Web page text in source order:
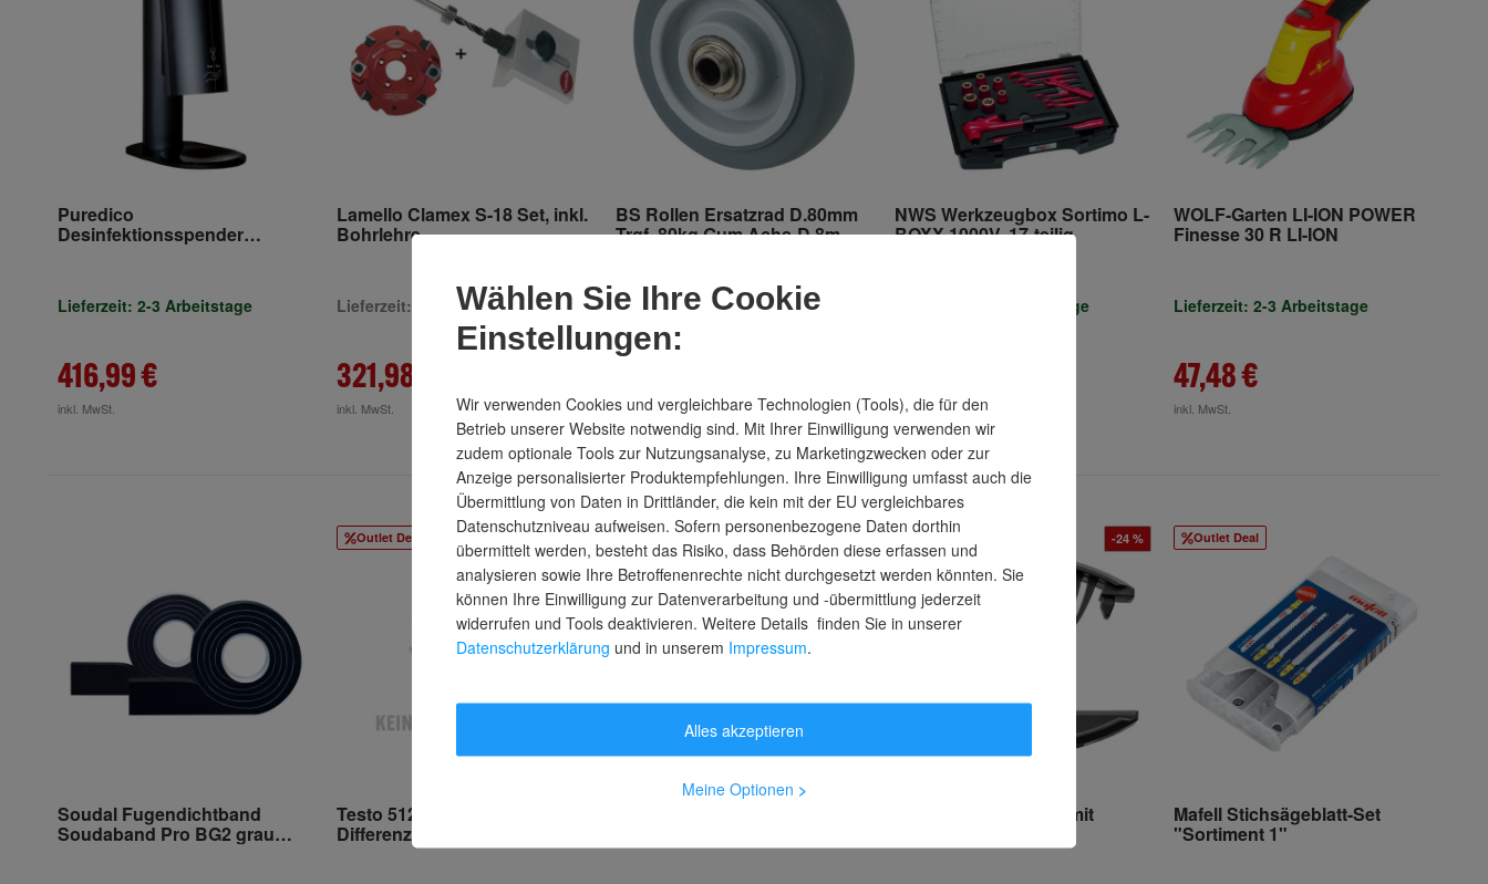
Puredico
Desinfektionsspender
Lieferzeit: 2-3 Arbeitstage
416,99 €
inkl. MwSt.
Lamello Clamex S-18 Set, inkl.
Bohrlehre,
Lieferzeit: 2-3 Wochen
321,98 €
inkl. MwSt.
BS Rollen Ersatzrad D.80mm
Trgf. 80kg Gum.Achs-D.8mm
Lieferzeit: 2-3 Arbeitstage
UVP7,20 €
inkl. MwSt.
NWS Werkzeugbox Sortimo L-
BOXX 1000V, 17-teilig
Lieferzeit: 2-3 Arbeitstage
inkl. MwSt.
WOLF-Garten LI-ION POWER
Finesse 30 R LI-ION
Lieferzeit: 2-3 Arbeitstage
47,48 €
inkl. MwSt.
Soudal Fugendichtband
Soudaband Pro BG2 grau
Outlet Deal
Testo 512
Differenzdruckmessgerät für
0bis200 hPa
Outlet Deal Outlet Deal -24 %
Lamello Tenso P-10, mit
Outlet Deal
Mafell Stichsägeblatt-Set
"Sortiment 1"
Wählen Sie Ihre Cookie
Einstellungen:
Wir verwenden Cookies und vergleichbare Technologien (Tools), die für den
Betrieb unserer Website notwendig sind. Mit Ihrer Einwilligung verwenden wir
zudem optionale Tools zur Nutzungsanalyse, zu Marketingzwecken oder zur
Anzeige personalisierter Produktempfehlungen. Ihre Einwilligung umfasst auch die
Übermittlung von Daten in Drittländer, die kein mit der EU vergleichbares
Datenschutzniveau aufweisen. Sofern personenbezogene Daten dorthin
übermittelt werden, besteht das Risiko, dass Behörden diese erfassen und
analysieren sowie Ihre Betroffenenrechte nicht durchgesetzt werden könnten. Sie
können Ihre Einwilligung zur Datenverarbeitung und -übermittlung jederzeit
widerrufen und Tools deaktivieren. Weitere Details finden Sie in unserer
Datenschutzerklärung und in unserem Impressum.
Alles akzeptieren
Meine Optionen >